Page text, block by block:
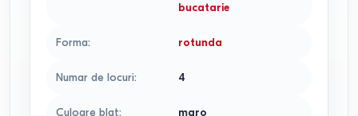
bucatarie
Forma: rotunda
Numar de locuri: 4
Culoare blat: maro